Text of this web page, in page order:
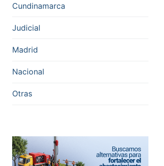
Cundinamarca
Judicial
Madrid
Nacional
Otras